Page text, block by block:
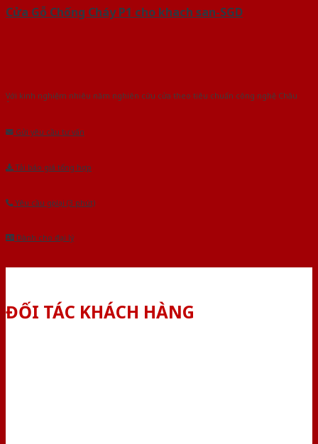
Cửa Gỗ Chống Cháy P1 cho khach san-SGD
Với kinh nghiệm nhiêu năm nghiên cứu cửa theo tiêu chuẩn công nghệ Châu
Gửi yêu cầu tư vấn
Tải báo giá tổng hợp
Yêu cầu gọi lại (3 phút)
Dành cho đại lý
ĐỐI TÁC KHÁCH HÀNG